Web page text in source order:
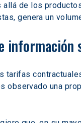
allá de los
genera un
información
tarifas
observado una